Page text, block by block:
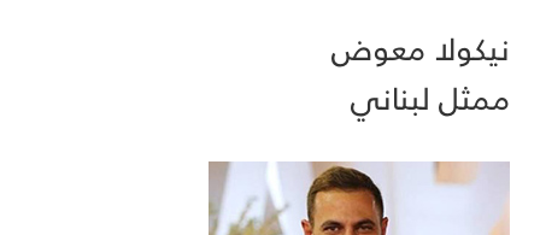
نيكولا معوض
ممثل لبناني